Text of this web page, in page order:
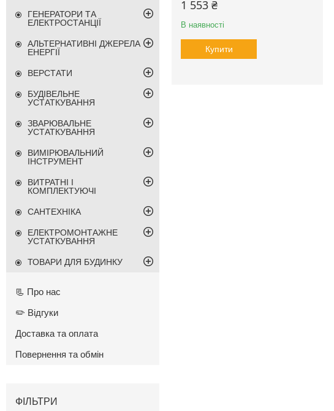
1 553 ₴
В наявності
Купити
ГЕНЕРАТОРИ ТА
ЕЛЕКТРОСТАНЦІЇ
АЛЬТЕРНАТИВНІ ДЖЕРЕЛА
ЕНЕРГІЇ
ВЕРСТАТИ
БУДІВЕЛЬНЕ
УСТАТКУВАННЯ
ЗВАРЮВАЛЬНЕ
УСТАТКУВАННЯ
ВИМІРЮВАЛЬНИЙ
ІНСТРУМЕНТ
ВИТРАТНІ І
КОМПЛЕКТУЮЧІ
САНТЕХНІКА
ЕЛЕКТРОМОНТАЖНЕ
УСТАТКУВАННЯ
ТОВАРИ ДЛЯ БУДИНКУ
📃 Про нас
✏️ Відгуки
Доставка та оплата
Повернення та обмін
ФІЛЬТРИ